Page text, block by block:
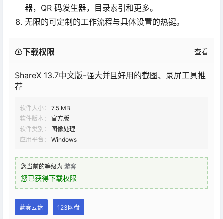
器，QR 码发生器，目录索引和更多。
无限的可定制的工作流程与具体设置的热键。
下载权限 查看
ShareX 13.7中文版-强大并且好用的截图、录屏工具推
荐
软件大小：
7.5 MB
软件版本：
官方版
软件类别：
图像处理
应用平台：
Windows
您当前的等级为 游客
您已获得下载权限
蓝奏云盘 123网盘